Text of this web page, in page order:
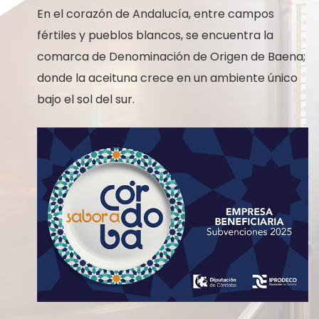
En el corazón de Andalucía, entre campos
fértiles y pueblos blancos, se encuentra la
comarca de Denominación de Origen de Baena;
donde la aceituna crece en un ambiente único
bajo el sol del sur.